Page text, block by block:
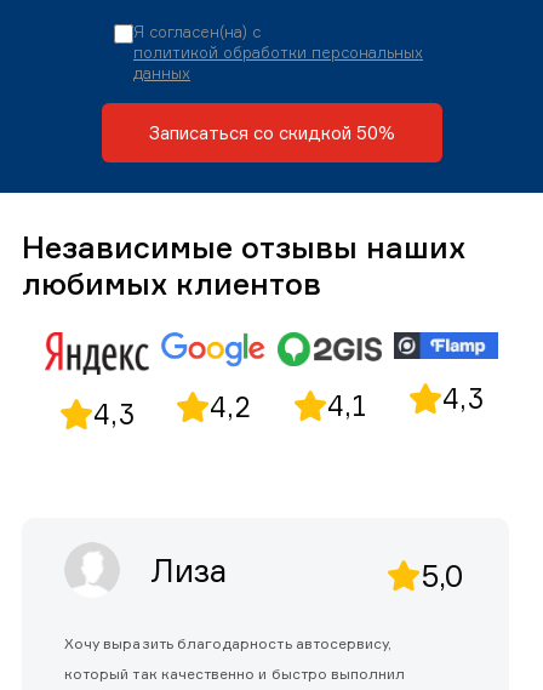
Я согласен(на) с
политикой обработки персональных
данных
Записаться со скидкой 50%
Независимые отзывы наших
любимых клиентов
4,3 4,2 4,1 4,3
Лиза 5,0
Хочу выразить благодарность автосервису,
который так качественно и быстро выполнил